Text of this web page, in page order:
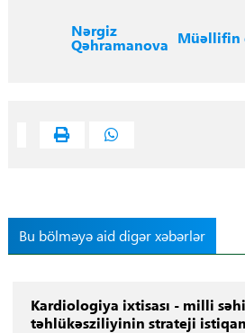
Nərgiz
Qəhramanova Müəllifin
Bu bölməyə aid digər xəbərlər
Kardiologiya ixtisası - milli
təhlükəsziliyinin strateji